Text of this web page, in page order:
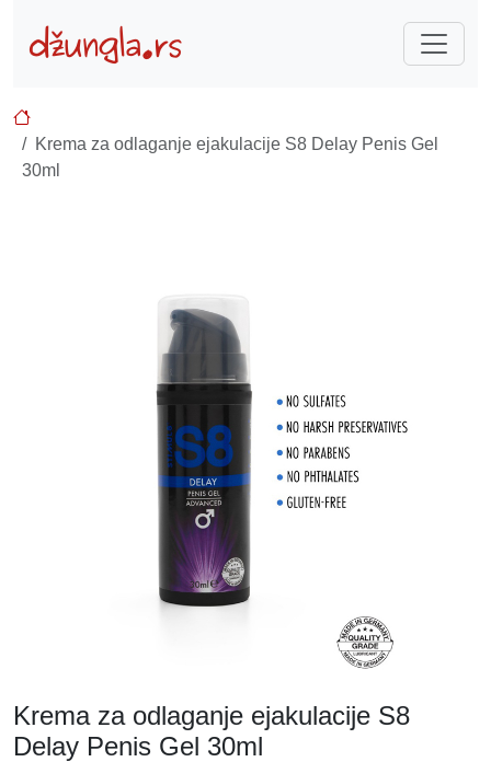
Krema za odlaganje ejakulacije S8 Delay Penis Gel
30ml
Krema za odlaganje ejakulacije S8
Delay Penis Gel 30ml